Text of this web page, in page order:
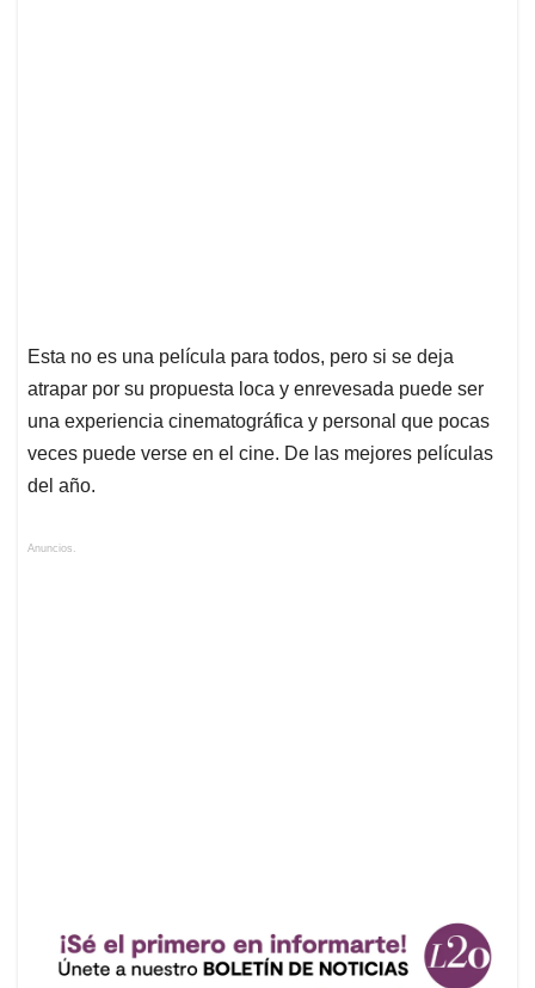
Esta no es una película para todos, pero si se deja
atrapar por su propuesta loca y enrevesada puede ser
una experiencia cinematográfica y personal que pocas
veces puede verse en el cine. De las mejores películas
del año.
Anuncios.